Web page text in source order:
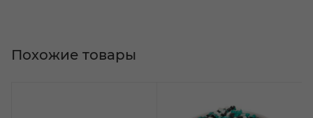
Похожие товары